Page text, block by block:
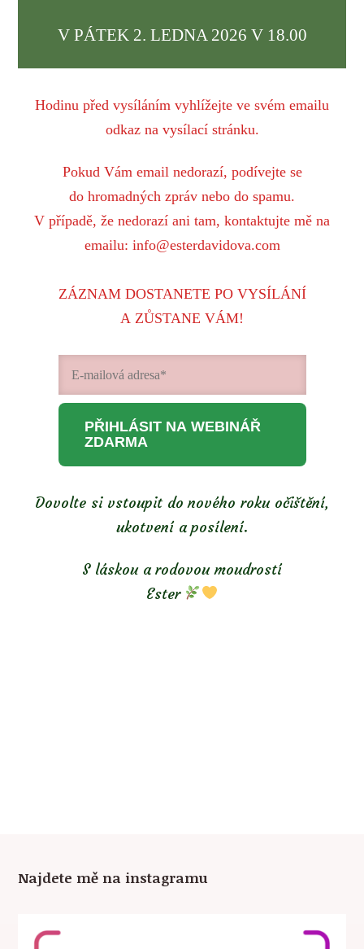
V PÁTEK 2. LEDNA 2026 V 18.00
Hodinu před vysíláním vyhlížejte ve svém emailu
odkaz na vysílací stránku.
Pokud Vám email nedorazí, podívejte se
do hromadných zpráv nebo do spamu.
V případě, že nedorazí ani tam, kontaktujte mě na
emailu: info@esterdavidova.com
ZÁZNAM DOSTANETE PO VYSÍLÁNÍ
A ZŮSTANE VÁM!
PŘIHLÁSIT NA WEBINÁŘ
ZDARMA
Dovolte si vstoupit do nového roku očištění,
ukotvení a posílení.
S láskou a rodovou moudrostí
Ester
Najdete mě na instagramu